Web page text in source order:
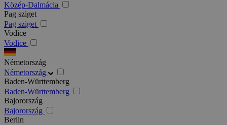
Közép-Dalmácia
Pag sziget
Pag sziget
Vodice
Vodice
Németország
Németország
Baden-Württemberg
Baden-Württemberg
Bajorország
Bajorország
Berlin